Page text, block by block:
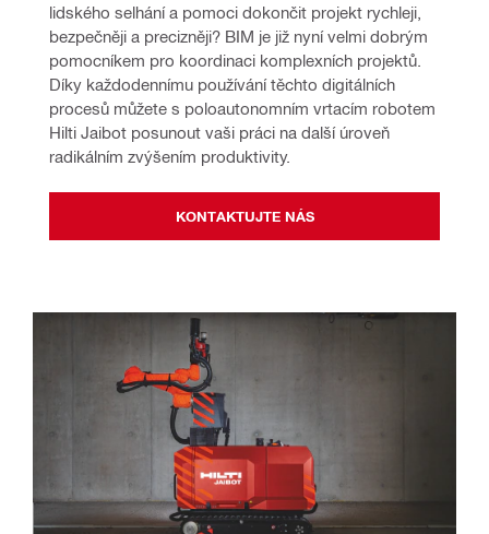
lidského selhání a pomoci dokončit projekt rychleji,
bezpečněji a precizněji? BIM je již nyní velmi dobrým
pomocníkem pro koordinaci komplexních projektů.
Díky každodennímu používání těchto digitálních
procesů můžete s poloautonomním vrtacím robotem
Hilti Jaibot posunout vaši práci na další úroveň
radikálním zvýšením produktivity.
KONTAKTUJTE NÁS